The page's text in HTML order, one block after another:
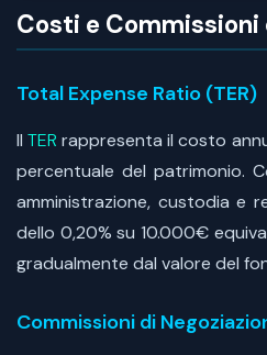
Costi e
Total Expense Ratio (TER)
IlTER rappresenta il costo
percentuale del patrimonio.
amministrazione, custodia e
dello 0,20% su 10.000€
gradualmente dal valore del
Commissioni di